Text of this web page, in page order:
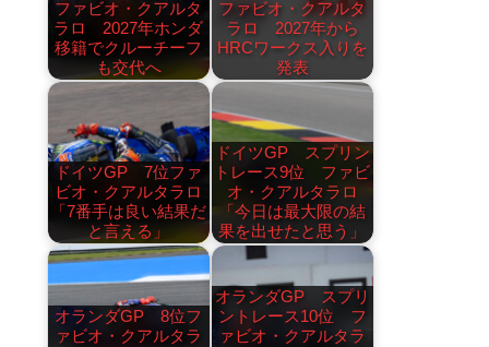
ファビオ・クアルタ
ラロ 2027年ホンダ
移籍でクルーチーフ
も交代へ
ファビオ・クアルタ
ラロ 2027年から
HRCワークス入りを
発表
ドイツGP 7位ファ
ビオ・クアルタラロ
「7番手は良い結果だ
と言える」
ドイツGP スプリン
トレース9位 ファビ
オ・クアルタラロ
「今日は最大限の結
果を出せたと思う」
オランダGP 8位フ
ァビオ・クアルタラ
オランダGP スプリ
ントレース10位 フ
ァビオ・クアルタラ